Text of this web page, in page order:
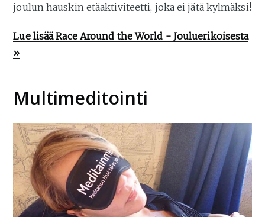
joulun hauskin etäaktiviteetti, joka ei jätä kylmäksi!
Lue lisää Race Around the World - Jouluerikoisesta
»
Multimeditointi